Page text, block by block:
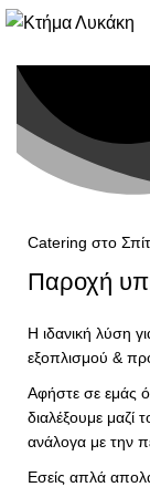
Catering
Catering στο
Παροχή
Η ιδανική λύση
εξοπλισμού &
Αφήστε σε εμάς
διαλέξουμε μαζί
ανάλογα με την
Εσείς απλά